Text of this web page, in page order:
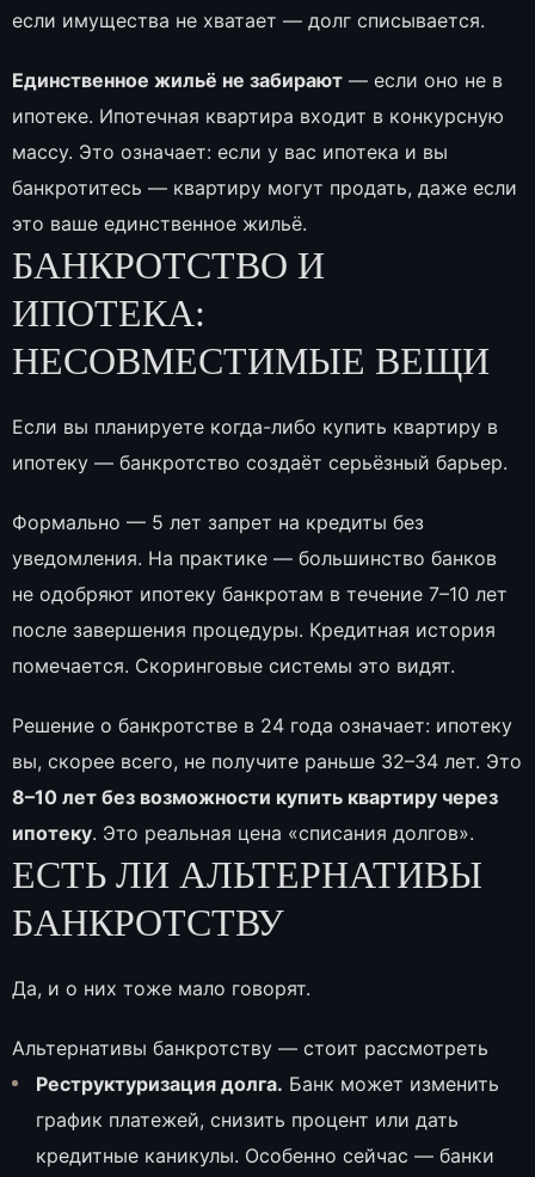
если имущества не хватает — долг списывается.
Единственное жильё не забирают — если оно не в
ипотеке. Ипотечная квартира входит в конкурсную
массу. Это означает: если у вас ипотека и вы
банкротитесь — квартиру могут продать, даже если
это ваше единственное жильё.
БАНКРОТСТВО И
ИПОТЕКА:
НЕСОВМЕСТИМЫЕ ВЕЩИ
Если вы планируете когда-либо купить квартиру в
ипотеку — банкротство создаёт серьёзный барьер.
Формально — 5 лет запрет на кредиты без
уведомления. На практике — большинство банков
не одобряют ипотеку банкротам в течение 7–10 лет
после завершения процедуры. Кредитная история
помечается. Скоринговые системы это видят.
Решение о банкротстве в 24 года означает: ипотеку
вы, скорее всего, не получите раньше 32–34 лет. Это
8–10 лет без возможности купить квартиру через
ипотеку. Это реальная цена «списания долгов».
ЕСТЬ ЛИ АЛЬТЕРНАТИВЫ
БАНКРОТСТВУ
Да, и о них тоже мало говорят.
Альтернативы банкротству — стоит рассмотреть
Реструктуризация долга. Банк может изменить
график платежей, снизить процент или дать
кредитные каникулы. Особенно сейчас — банки